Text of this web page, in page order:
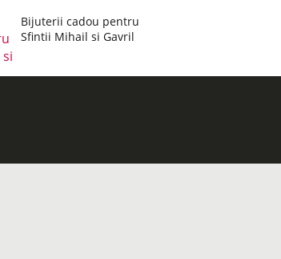
Bijuterii cadou pentru
Sfintii Mihail si Gavril